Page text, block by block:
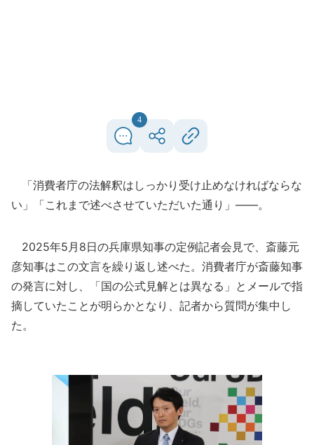
4
「消費者庁の法解釈はしっかり受け止めなければならな
い」「これまで述べさせていただいた通り」――。
2025年5月8日の兵庫県知事の定例記者会見で、斎藤元
彦知事はこの文言を繰り返し述べた。消費者庁が斎藤知事
の発言に対し、「国の公式見解とは異なる」とメールで指
摘していたことが明らかとなり、記者から質問が集中し
た。